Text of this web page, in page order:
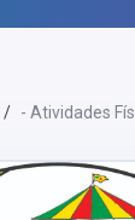
- Atividades